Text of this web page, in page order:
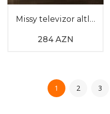
Missy televizor altlığı
284 AZN
1 2 3